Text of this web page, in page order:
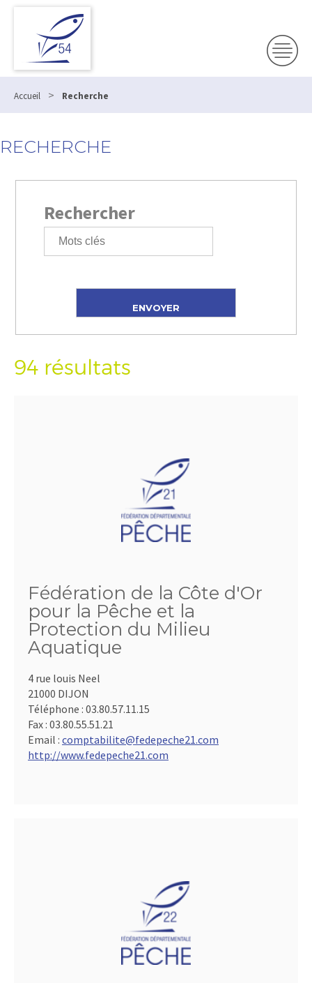
Accueil > Recherche
RECHERCHE
Rechercher
94 résultats
Fédération de la Côte d'Or
pour la Pêche et la
Protection du Milieu
Aquatique
4 rue louis Neel
21000 DIJON
Téléphone : 03.80.57.11.15
Fax : 03.80.55.51.21
Email : comptabilite@fedepeche21.com
http://www.fedepeche21.com